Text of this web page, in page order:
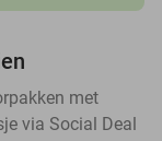
met
via Social Deal